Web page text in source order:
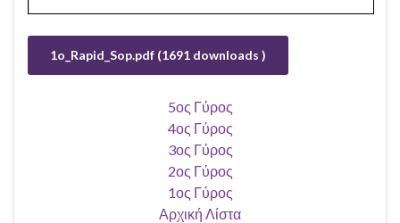
1o_Rapid_Sop.pdf (1691 downloads )
5ος Γύρος
4ος Γύρος
3ος Γύρος
2ος Γύρος
1ος Γύρος
Αρχική Λίστα